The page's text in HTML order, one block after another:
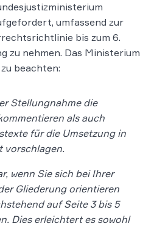
umfassend zur
bis zum 6.
zu nehmen. Das Ministerium
beachten:
Stellungnahme die
als auch
für die Umsetzung in
vorschlagen.
wenn Sie sich bei Ihrer
Gliederung orientieren
auf Seite 3 bis 5
Dies erleichtert es sowohl